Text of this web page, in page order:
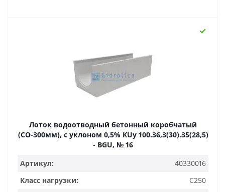
Лоток водоотводный бетонный коробчатый
(СО-300мм), с уклоном 0,5% КUу 100.36,3(30).35(28,5)
- BGU, № 16
Артикул:
40330016
Класс нагрузки:
C250